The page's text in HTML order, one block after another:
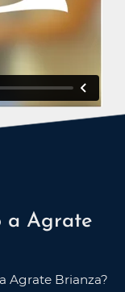
a Agrate
Agrate Brianza?